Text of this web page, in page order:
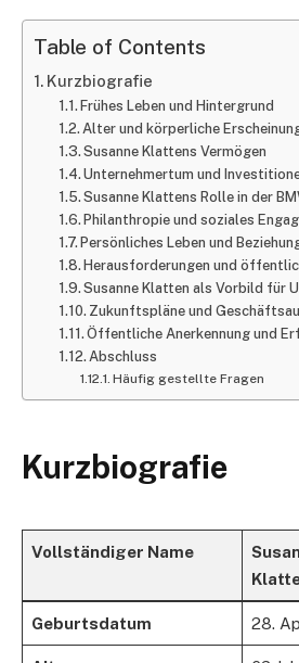
Table of Contents
Kurzbiografie
Frühes Leben und Hintergrund
Alter und körperliche
Susanne Klattens Vermögen
Unternehmertum und
Susanne Klattens Rolle in der
Philanthropie und soziales
Persönliches Leben und
Herausforderungen und
Susanne Klatten als Vorbild für
Zukunftspläne und
Öffentliche Anerkennung und
Abschluss
Häufig gestellte Fragen
Kurzbiografie
Vollständiger Name
Geburtsdatum 28.